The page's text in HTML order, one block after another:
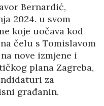
Bernardić,
2024. u svom
koje uočava kod
čelu s Tomislavom
nove izmjene i
plana Zagreba,
za
građanin.